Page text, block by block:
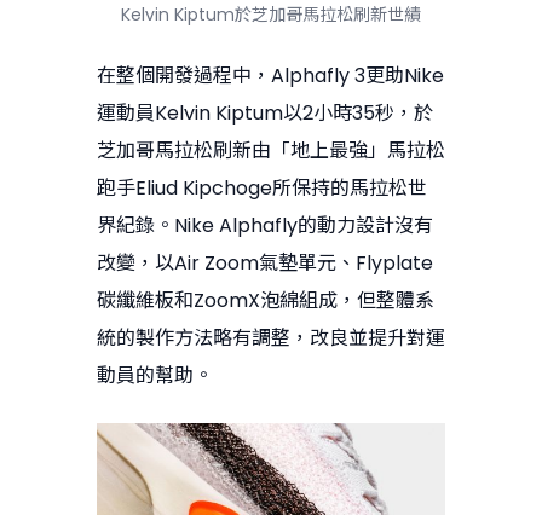
Kelvin Kiptum於芝加哥馬拉松刷新世績
在整個開發過程中，Alphafly 3更助Nike
運動員Kelvin Kiptum以2小時35秒，於
芝加哥馬拉松刷新由「地上最強」馬拉松
跑手Eliud Kipchoge所保持的馬拉松世
界紀錄。Nike Alphafly的動力設計沒有
改變，以Air Zoom氣墊單元、Flyplate
碳纖維板和ZoomX泡綿組成，但整體系
統的製作方法略有調整，改良並提升對運
動員的幫助。